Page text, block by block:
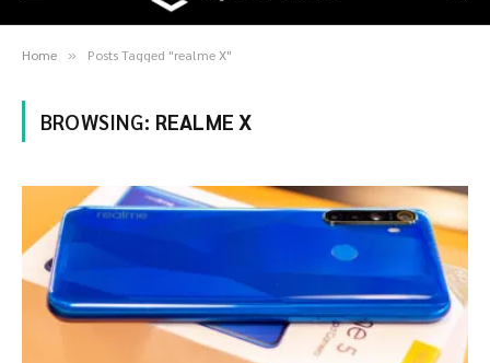
Home » Posts Tagged "realme X"
BROWSING: REALME X